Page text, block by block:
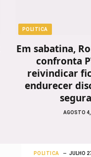
POLITICA
Em sabatina,
confronta
reivindicar
endurecer
AGOSTO
POLITICA JULHO